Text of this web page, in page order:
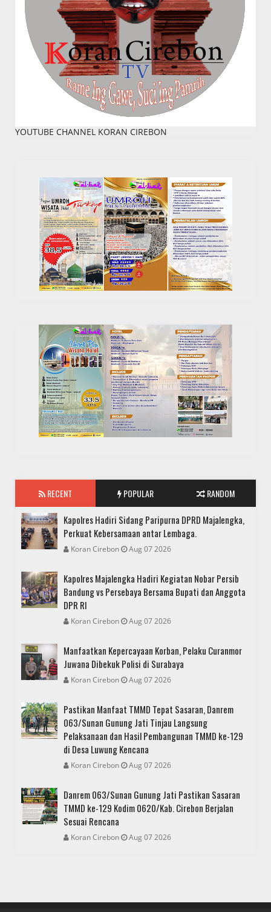
YOUTUBE CHANNEL KORAN CIREBON
RECENT POPULAR RANDOM
Kapolres Hadiri Sidang Paripurna DPRD Majalengka,
Perkuat Kebersamaan antar Lembaga.
Koran Cirebon Aug 07 2026
Kapolres Majalengka Hadiri Kegiatan Nobar Persib
Bandung vs Persebaya Bersama Bupati dan Anggota
DPR RI
Koran Cirebon Aug 07 2026
Manfaatkan Kepercayaan Korban, Pelaku Curanmor
Juwana Dibekuk Polisi di Surabaya
Koran Cirebon Aug 07 2026
Pastikan Manfaat TMMD Tepat Sasaran, Danrem
063/Sunan Gunung Jati Tinjau Langsung
Pelaksanaan dan Hasil Pembangunan TMMD ke-129
di Desa Luwung Kencana
Koran Cirebon Aug 07 2026
Danrem 063/Sunan Gunung Jati Pastikan Sasaran
TMMD ke-129 Kodim 0620/Kab. Cirebon Berjalan
Sesuai Rencana
Koran Cirebon Aug 07 2026